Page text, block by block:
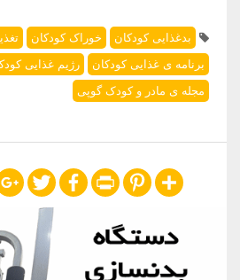
بدغذایی کودکان خوراک کودکان
برنامه ی غذایی کودکان
رژیم غذایی
مجله ی مادر و کودک گوپی
Share
Pinterest
Print
Facebook
Twitter